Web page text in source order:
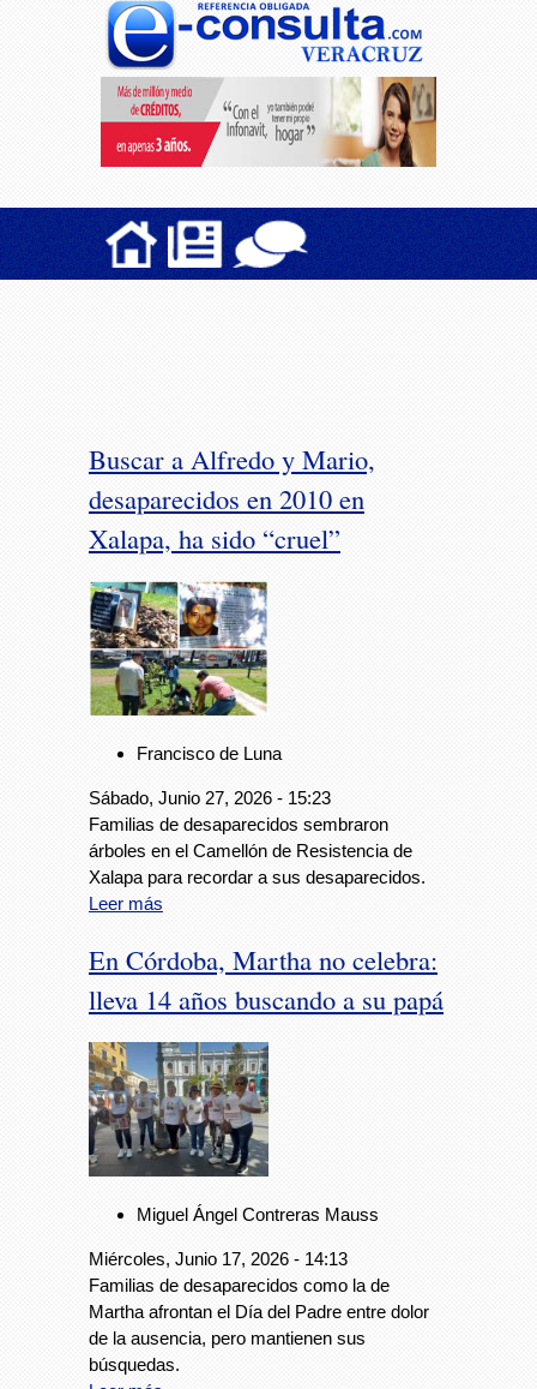
Buscar a Alfredo y Mario,
desaparecidos en 2010 en
Xalapa, ha sido “cruel”
Francisco de Luna
Sábado, Junio 27, 2026 - 15:23
Familias de desaparecidos sembraron
árboles en el Camellón de Resistencia de
Xalapa para recordar a sus desaparecidos.
Leer más
En Córdoba, Martha no celebra:
lleva 14 años buscando a su papá
Miguel Ángel Contreras Mauss
Miércoles, Junio 17, 2026 - 14:13
Familias de desaparecidos como la de
Martha afrontan el Día del Padre entre dolor
de la ausencia, pero mantienen sus
búsquedas.